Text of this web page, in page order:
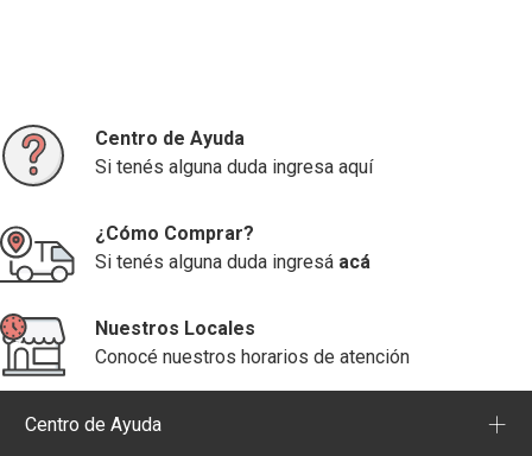
Centro de Ayuda
Si tenés alguna duda ingresa aquí
¿Cómo Comprar?
Si tenés alguna duda ingresá acá
Nuestros Locales
Conocé nuestros horarios de atención
Centro de Ayuda +